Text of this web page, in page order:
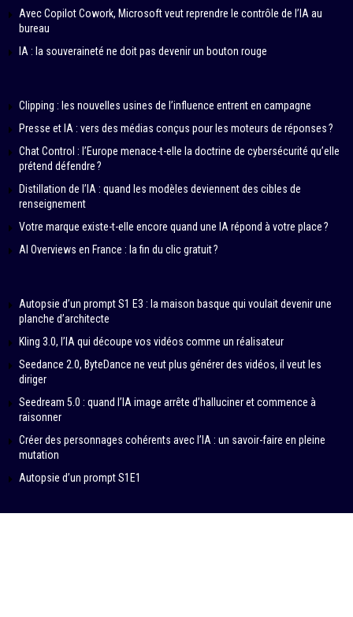
Avec Copilot Cowork, Microsoft veut reprendre le contrôle de l’IA au
bureau
IA : la souveraineté ne doit pas devenir un bouton rouge
Clipping : les nouvelles usines de l’influence entrent en campagne
Presse et IA : vers des médias conçus pour les moteurs de réponses ?
Chat Control : l’Europe menace-t-elle la doctrine de cybersécurité qu’elle
prétend défendre ?
Distillation de l’IA : quand les modèles deviennent des cibles de
renseignement
Votre marque existe-t-elle encore quand une IA répond à votre place ?
AI Overviews en France : la fin du clic gratuit ?
Autopsie d’un prompt S1 E3 : la maison basque qui voulait devenir une
planche d’architecte
Kling 3.0, l’IA qui découpe vos vidéos comme un réalisateur
Seedance 2.0, ByteDance ne veut plus générer des vidéos, il veut les
diriger
Seedream 5.0 : quand l’IA image arrête d’halluciner et commence à
raisonner
Créer des personnages cohérents avec l’IA : un savoir-faire en pleine
mutation
Autopsie d’un prompt S1E1